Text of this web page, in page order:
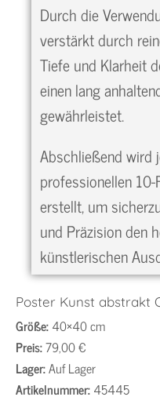
Durch die
verstärkt durch
Tiefe und Klarheit
einen lang
gewährleistet.
Abschließend wird
professionellen
erstellt, um
und Präzision den
künstlerischen
Poster Kunst abstrakt
Größe:40×40 cm
Preis:79,00 €
Lager:Auf Lager
Artikelnummer:45445